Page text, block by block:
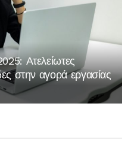
Ατελείωτες
στην αγορά εργασίας